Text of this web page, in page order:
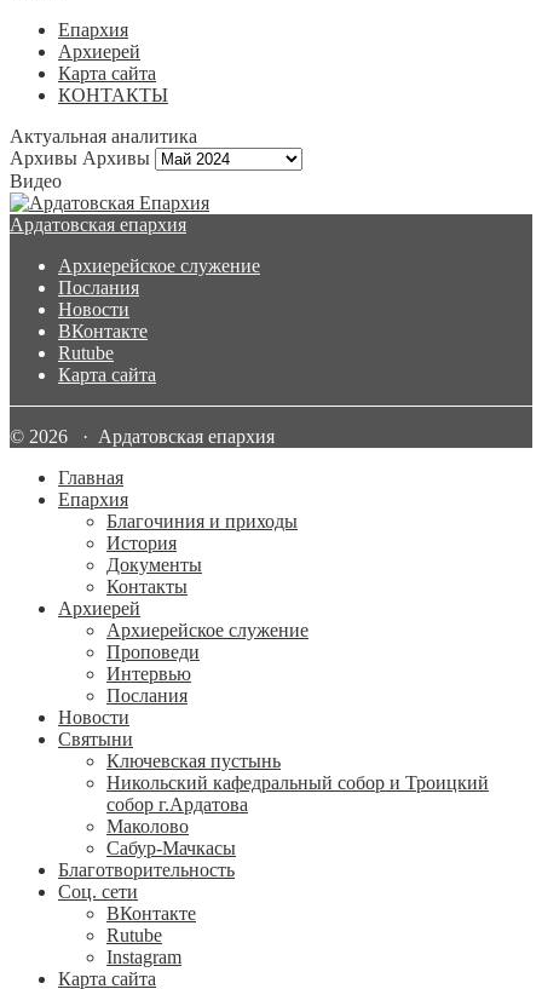
Епархия
Архиерей
Карта сайта
КОНТАКТЫ
Актуальная аналитика
Архивы Архивы
Видео
Ардатовская епархия
Архиерейское служение
Послания
Новости
ВКонтакте
Rutube
Карта сайта
© 2026 · Ардатовская епархия
Главная
Епархия
Благочиния и приходы
История
Документы
Контакты
Архиерей
Архиерейское служение
Проповеди
Интервью
Послания
Новости
Святыни
Ключевская пустынь
Никольский кафедральный собор и Троицкий
собор г.Ардатова
Маколово
Сабур-Мачкасы
Благотворительность
Соц. сети
ВКонтакте
Rutube
Instagram
Карта сайта